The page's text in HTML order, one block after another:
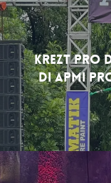
Krezt Pro
di APMI